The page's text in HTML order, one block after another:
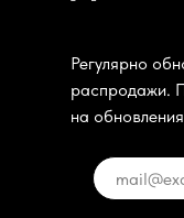
Регулярно
распродажи.
на